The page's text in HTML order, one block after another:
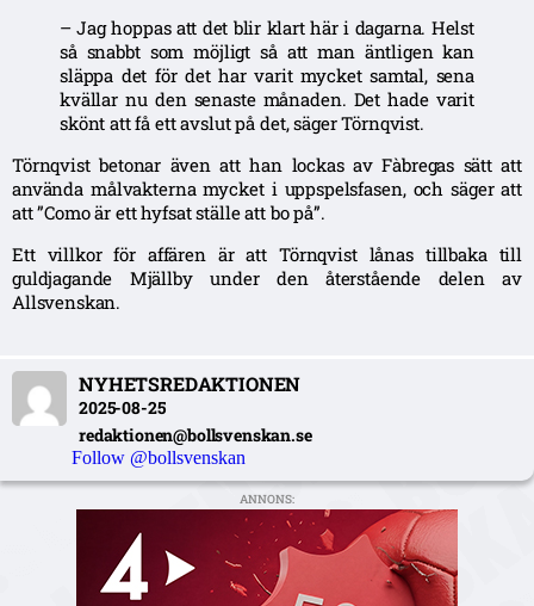
– Jag hoppas att det blir klart här i dagarna. Helst
så snabbt som möjligt så att man äntligen kan
släppa det för det har varit mycket samtal, sena
kvällar nu den senaste månaden. Det hade varit
skönt att få ett avslut på det, säger Törnqvist.
Törnqvist betonar även att han lockas av Fàbregas sätt att
använda målvakterna mycket i uppspelsfasen, och säger att
att ”Como är ett hyfsat ställe att bo på”.
Ett villkor för affären är att Törnqvist lånas tillbaka till
guldjagande Mjällby under den återstående delen av
Allsvenskan.
NYHETSREDAKTIONEN
2025-08-25
redaktionen@bollsvenskan.se
Follow @bollsvenskan
ANNONS: